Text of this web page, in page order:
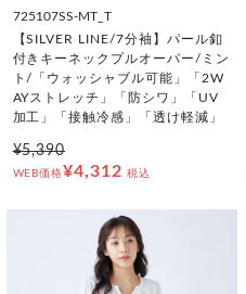
725107SS-MT_T
【SILVER LINE/7分袖】パール釦
付きキーネックプルオーバー/ミン
ト/「ウォッシャブル可能」「2W
AYストレッチ」「防シワ」「UV
加工」「接触冷感」「透け軽減」
¥5,390
WEB価格¥4,312 税込